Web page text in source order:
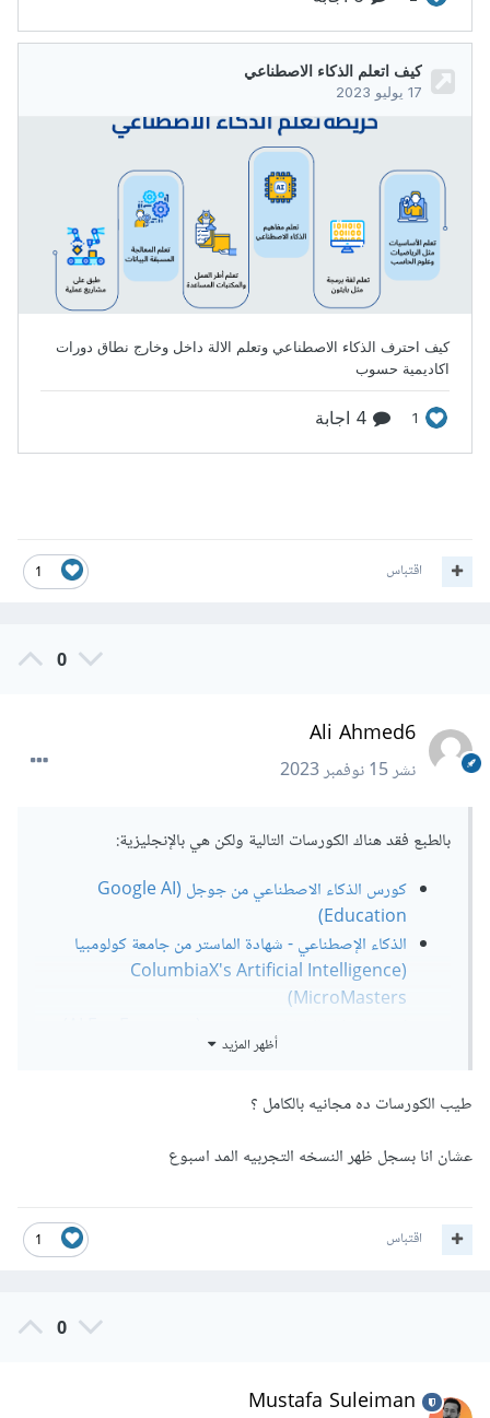
1 اقتباس
0
Ali Ahmed6
نشر15 نوفمبر 2023
بالطبع فقد هناك الكورسات التالية ولكن هي بالإنجليزية:
كورس الذكاء الاصطناعي من جوجل (Google AI
Education)
الذكاء الإصطناعي - شهادة الماستر من جامعة كولومبيا
(ColumbiaX's Artificial Intelligence
MicroMasters)
Certification).
وستجد شرح مفصل أكثر هنا بخصوص الذكاء الاصطناعي ومصادر
لتعلم الرياضيات:
أظهر المزيد
طيب الكورسات ده مجانيه بالكامل ؟
عشان انا بسجل ظهر النسخه التجربيه المد اسبوع
1 اقتباس
0
Mustafa Suleiman